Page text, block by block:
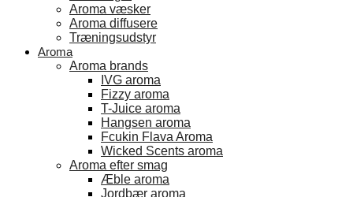
Aroma væsker
Aroma diffusere
Træningsudstyr
Aroma
Aroma brands
IVG aroma
Fizzy aroma
T-Juice aroma
Hangsen aroma
Fcukin Flava Aroma
Wicked Scents aroma
Aroma efter smag
Æble aroma
Jordbær aroma